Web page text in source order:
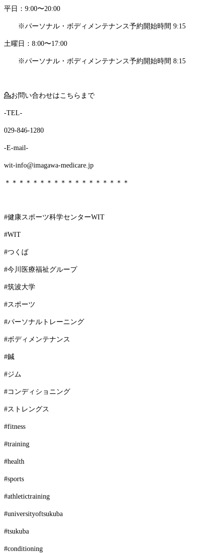
平日：9:00〜20:00
※パーソナル・ボディメンテナンス予約開始時間 9:15
土曜日：8:00〜17:00
※パーソナル・ボディメンテナンス予約開始時間 8:15
💁お問い合わせはこちらまで
-TEL-
029-846-1280
-E-mail-
wit-info@imagawa-medicare.jp
＊＊＊＊＊＊＊＊＊＊＊＊＊＊＊＊＊＊
#健康スポーツ科学センターWIT
#WIT
#つくば
#今川医療福祉グループ
#筑波大学
#スポーツ
#パーソナルトレーニング
#ボディメンテナンス
#鍼
#ジム
#コンディショニング
#ストレングス
#fitness
#training
#health
#sports
#athletictraining
#universityoftsukuba
#tsukuba
#conditioning